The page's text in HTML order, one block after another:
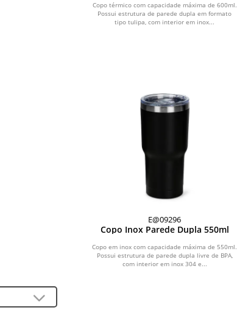
Copo térmico com capacidade máxima de 600ml.
Possui estrutura de parede dupla em formato
tipo tulipa, com interior em inox...
E@09296
Copo Inox Parede Dupla 550ml
Copo em inox com capacidade máxima de 550ml.
Possui estrutura de parede dupla livre de BPA,
com interior em inox 304 e...